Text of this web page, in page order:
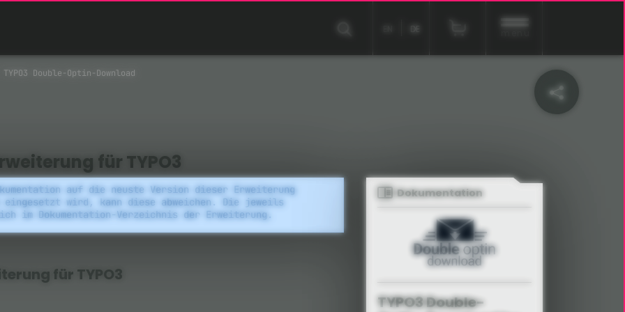
DE
TYPO3 Double-Optin-Download
für TYPO3
auf die neuste Version dieser Erweiterung
wird, kann diese abweichen. Die jeweils
im Dokumentation-Verzeichnis der Erweiterung.
für TYPO3
Dokumentation
TYPO3 Double-